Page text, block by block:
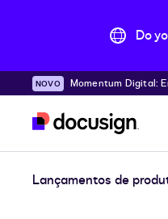
Do
Pular para o conteúdo
Momentum Digital:
e!
Lançamentos de